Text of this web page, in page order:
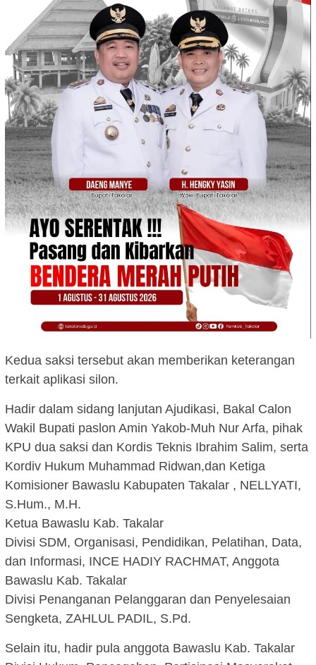
Kedua saksi tersebut akan memberikan keterangan
terkait aplikasi silon.
Hadir dalam sidang lanjutan Ajudikasi, Bakal Calon
Wakil Bupati paslon Amin Yakob-Muh Nur Arfa, pihak
KPU dua saksi dan Kordis Teknis Ibrahim Salim, serta
Kordiv Hukum Muhammad Ridwan,dan Ketiga
Komisioner Bawaslu Kabupaten Takalar , NELLYATI,
S.Hum., M.H.
Ketua Bawaslu Kab. Takalar
Divisi SDM, Organisasi, Pendidikan, Pelatihan, Data,
dan Informasi, INCE HADIY RACHMAT, Anggota
Bawaslu Kab. Takalar
Divisi Penanganan Pelanggaran dan Penyelesaian
Sengketa, ZAHLUL PADIL, S.Pd.
Selain itu, hadir pula anggota Bawaslu Kab. Takalar